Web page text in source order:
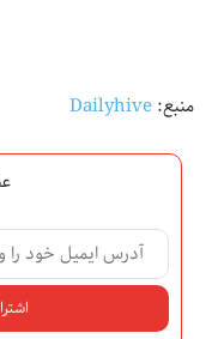
منبع:Dailyhive